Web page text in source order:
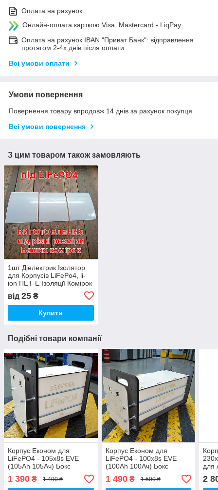
Оплата на рахунок
Онлайн-оплата карткою Visa, Mastercard - LiqPay
Оплата на рахунок IBAN "Приват Банк": відправлення
протягом 2-4х днів після оплати.
Всі умови оплати
Умови повернення
Повернення товару впродовж 14 днів за рахунок покупця
Всі умови повернення
З цим товаром також замовляють
1шт Діелектрик Ізолятор
для Корпусів LiFePo4, li-
ion ПЕТ-Е Ізоляції Комірок
206х174х0,35 товщина 0,3
мм (Виконання інших
розмірів)
від 25 ₴
Купити
Подібні товари компанії
Корпус Економ для
LiFePO4 - 105х8s EVE
(105Ah 105Ач) Бокс
Акумуляторів (Розбір)
Дерев'яний Ящик Коробка
1 390 ₴ 1 400 ₴
Корпус Економ для
LiFePO4 - 100х8s EVE
(100Ah 100Ач) Бокс
Акумуляторів (Розбір)
Дерев'яний Ящик Коробка
1 490₴ 1 500 ₴
для
для
2